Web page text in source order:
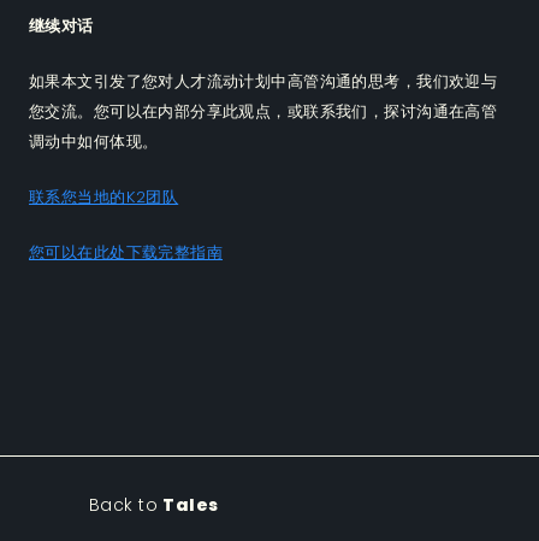
继续对话
如果本文引发了您对人才流动计划中高管沟通的思考，我们欢迎与
您交流。您可以在内部分享此观点，或联系我们，探讨沟通在高管
调动中如何体现。
联系您当地的K2团队
您可以在此处下载完整指南
Back to Tales